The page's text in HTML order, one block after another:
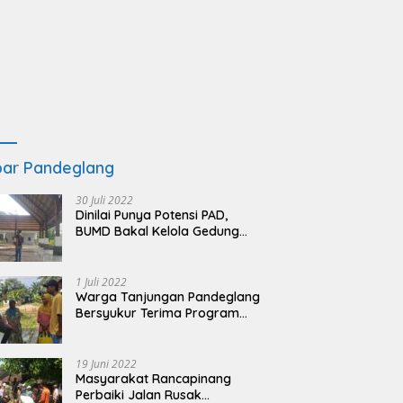
Pandeglang
30 Juli 2022
Dinilai Punya Potensi PAD,
BUMD Bakal Kelola Gedung
1 Juli 2022
Warga Tanjungan Pandeglang
Bersyukur Terima Program
19 Juni 2022
Masyarakat Rancapinang
Perbaiki Jalan Rusak